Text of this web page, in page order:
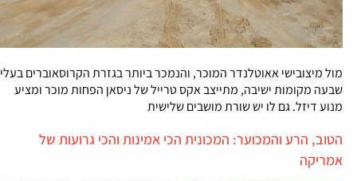
מול מיצובישי אאוטלנדר המוכר, והנמכר ביותר בגזרת הקרוסאוברים בעלי
שבעה מקומות ישיבה, מתייצב אקס טרייל של ניסאן הפחות מוכר ומציע
מנוע דיזל. גם לו יש שורת מושבים שלישית
הטוב, הרע והמכוער: המכונית הכי אמינות והכי גרועות של
אמריקה